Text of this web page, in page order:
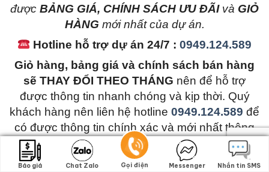
được BẢNG GIÁ, CHÍNH SÁCH ƯU ĐÃIvà GIỎ
HÀNG mới nhất của dự án.
Hotline hỗ trợ dự án 24/7 :0949.124.589
Giỏ hàng, bảng giá và chính sách bán hàng
sẽ THAY ĐỔI THEO THÁNG nên để hỗ trợ
được thông tin nhanh chóng và kịp thời. Quý
khách hàng nên liên hệ hotline 0949.124.589 để
có được thông tin chính xác và mới nhất thông
qua đội ngũ nhân viên tư vấn chuyên nghiệp
của dự án.
Báo giá Chat Zalo Gọi điện Messenger Nhắn tin SMS
Báo giá Chat Zalo Gọi điện Messenger Nhắn tin SMS